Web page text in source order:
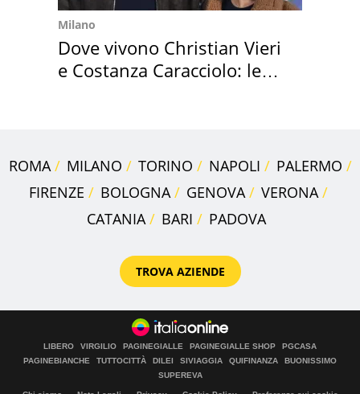
Milano
Dove vivono Christian Vieri
e Costanza Caracciolo: le
ROMA MILANO TORINO NAPOLI
PALERMO
FIRENZE
BOLOGNA GENOVA
VERONA
CATANIA
BARI PADOVA
TROVA AZIENDE
LIBERO VIRGILIO PAGINEGIALLE PAGINEGIALLE SHOP
PGCASA
PAGINEBIANCHE
TUTTOCITTÀ DILEI SIVIAGGIA QUIFINANZA
BUONISSIMO
SUPEREVA